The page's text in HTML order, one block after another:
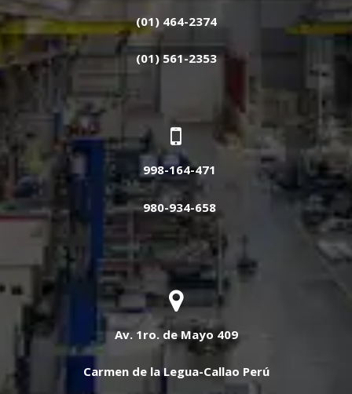
(01) 464-2374
(01) 561-2353
998-164-471
980-934-658
Av. 1ro. de Mayo 409
Carmen de la Legua-Callao Perú